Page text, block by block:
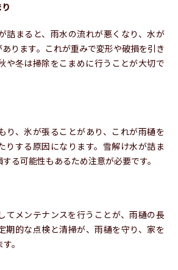
詰まると、雨水の流れが悪くなり、水が
ります。これが重みで変形や破損を引き
や冬は掃除をこまめに行うことが大切で
り、氷が張ることがあり、これが雨樋を
りする原因になります。雪解け水が詰ま
る可能性もあるため注意が必要です。
てメンテナンスを行うことが、雨樋の長
期的な点検と清掃が、雨樋を守り、家を
。